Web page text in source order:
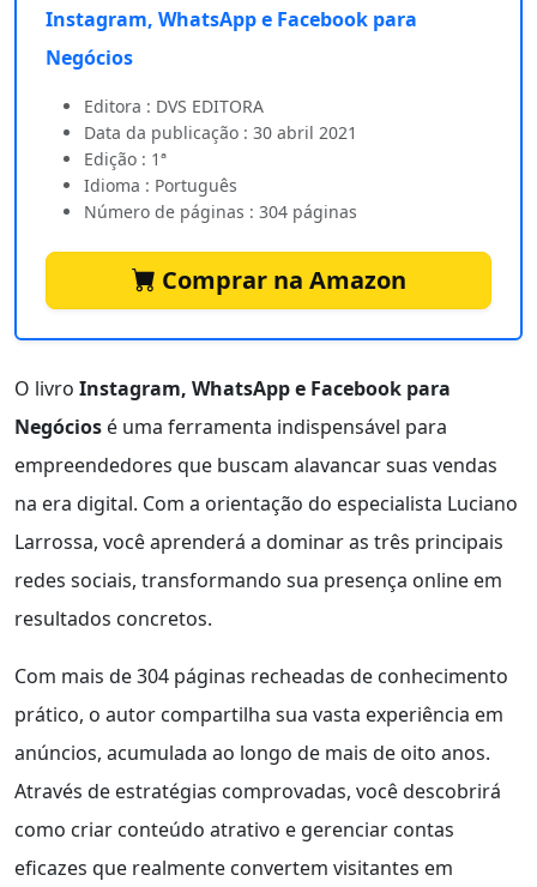
Instagram, WhatsApp e Facebook para
Negócios
Editora : DVS EDITORA
Data da publicação : 30 abril 2021
Edição : 1ª
Idioma : Português
Número de páginas : 304 páginas
Comprar na Amazon
O livro Instagram, WhatsApp e Facebook para
Negócios é uma ferramenta indispensável para
empreendedores que buscam alavancar suas vendas
na era digital. Com a orientação do especialista Luciano
Larrossa, você aprenderá a dominar as três principais
redes sociais, transformando sua presença online em
resultados concretos.
Com mais de 304 páginas recheadas de conhecimento
prático, o autor compartilha sua vasta experiência em
anúncios, acumulada ao longo de mais de oito anos.
Através de estratégias comprovadas, você descobrirá
como criar conteúdo atrativo e gerenciar contas
eficazes que realmente convertem visitantes em